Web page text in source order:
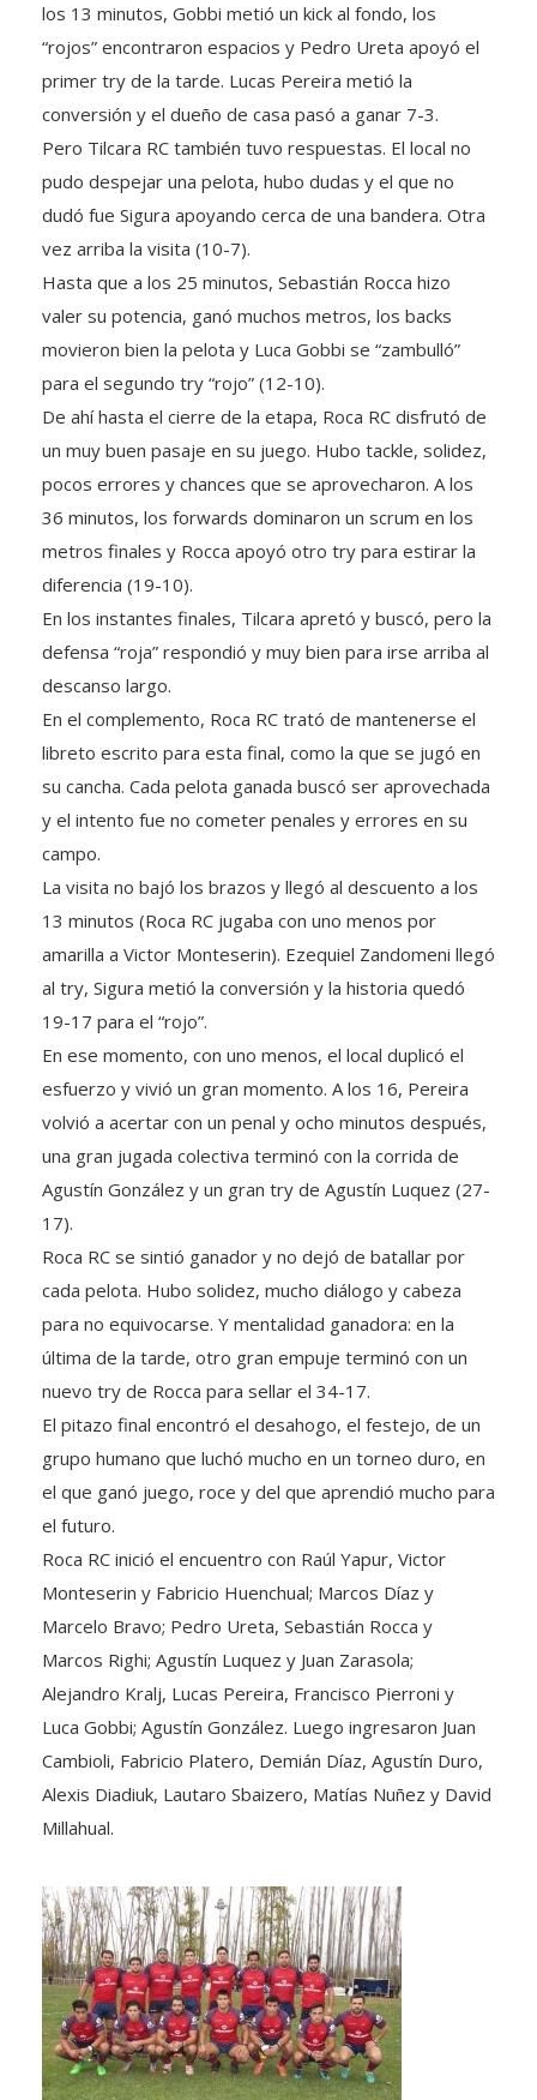
“rojos” encontraron espacios y Pedro Ureta apoyó el
primer try de la tarde. Lucas Pereira metió la
conversión y el dueño de casa pasó a ganar 7-3.
Pero Tilcara RC también tuvo respuestas. El local no
pudo despejar una pelota, hubo dudas y el que no
dudó fue Sigura apoyando cerca de una bandera. Otra
vez arriba la visita (10-7).
Hasta que a los 25 minutos, Sebastián Rocca hizo
valer su potencia, ganó muchos metros, los backs
movieron bien la pelota y Luca Gobbi se “zambulló”
para el segundo try “rojo” (12-10).
De ahí hasta el cierre de la etapa, Roca RC disfrutó de
un muy buen pasaje en su juego. Hubo tackle, solidez,
pocos errores y chances que se aprovecharon. A los
36 minutos, los forwards dominaron un scrum en los
metros finales y Rocca apoyó otro try para estirar la
diferencia (19-10).
En los instantes finales, Tilcara apretó y buscó, pero la
defensa “roja” respondió y muy bien para irse arriba al
descanso largo.
En el complemento, Roca RC trató de mantenerse el
libreto escrito para esta final, como la que se jugó en
su cancha. Cada pelota ganada buscó ser aprovechada
y el intento fue no cometer penales y errores en su
campo.
La visita no bajó los brazos y llegó al descuento a los
13 minutos (Roca RC jugaba con uno menos por
amarilla a Victor Monteserin). Ezequiel Zandomeni llegó
al try, Sigura metió la conversión y la historia quedó
19-17 para el “rojo”.
En ese momento, con uno menos, el local duplicó el
esfuerzo y vivió un gran momento. A los 16, Pereira
volvió a acertar con un penal y ocho minutos después,
una gran jugada colectiva terminó con la corrida de
Agustín González y un gran try de Agustín Luquez (27-
17).
Roca RC se sintió ganador y no dejó de batallar por
cada pelota. Hubo solidez, mucho diálogo y cabeza
para no equivocarse. Y mentalidad ganadora: en la
última de la tarde, otro gran empuje terminó con un
nuevo try de Rocca para sellar el 34-17.
El pitazo final encontró el desahogo, el festejo, de un
grupo humano que luchó mucho en un torneo duro, en
el que ganó juego, roce y del que aprendió mucho para
el futuro.
Roca RC inició el encuentro con Raúl Yapur, Victor
Monteserin y Fabricio Huenchual; Marcos Díaz y
Marcelo Bravo; Pedro Ureta, Sebastián Rocca y
Marcos Righi; Agustín Luquez y Juan Zarasola;
Alejandro Kralj, Lucas Pereira, Francisco Pierroni y
Luca Gobbi; Agustín González. Luego ingresaron Juan
Cambioli, Fabricio Platero, Demián Díaz, Agustín Duro,
Alexis Diadiuk, Lautaro Sbaizero, Matías Nuñez y David
Millahual.